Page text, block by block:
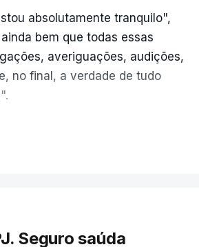
absolutamente tranquilo",
bem que todas essas
averiguações, audições,
no final, a verdade de tudo
necessário for, de colaborar e
Seguro saúda